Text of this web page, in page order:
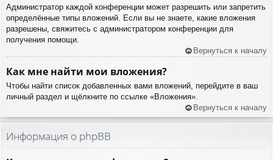
Администратор каждой конференции может разрешить или запретить
определённые типы вложений. Если вы не знаете, какие вложения
разрешены, свяжитесь с администратором конференции для
получения помощи.
Вернуться к началу
Как мне найти мои вложения?
Чтобы найти список добавленных вами вложений, перейдите в ваш
личный раздел и щёлкните по ссылке «Вложения».
Вернуться к началу
Информация о phpBB